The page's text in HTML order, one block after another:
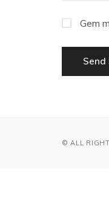
Gem
© ALL